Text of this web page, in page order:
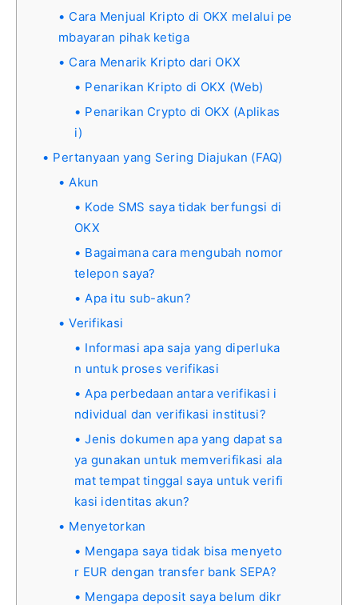
Cara Menjual Kripto di OKX melalui pe
mbayaran pihak ketiga
Cara Menarik Kripto dari OKX
Penarikan Kripto di OKX (Web)
Penarikan Crypto di OKX (Aplikas
i)
Pertanyaan yang Sering Diajukan (FAQ)
Akun
Kode SMS saya tidak berfungsi di
OKX
Bagaimana cara mengubah nomor
telepon saya?
Apa itu sub-akun?
Verifikasi
Informasi apa saja yang diperluka
n untuk proses verifikasi
Apa perbedaan antara verifikasi i
ndividual dan verifikasi institusi?
Jenis dokumen apa yang dapat sa
ya gunakan untuk memverifikasi ala
mat tempat tinggal saya untuk verifi
kasi identitas akun?
Menyetorkan
Mengapa saya tidak bisa menyeto
r EUR dengan transfer bank SEPA?
Mengapa deposit saya belum dikr